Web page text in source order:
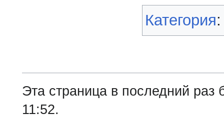
Категория
Эта страница в последний раз
11:52.